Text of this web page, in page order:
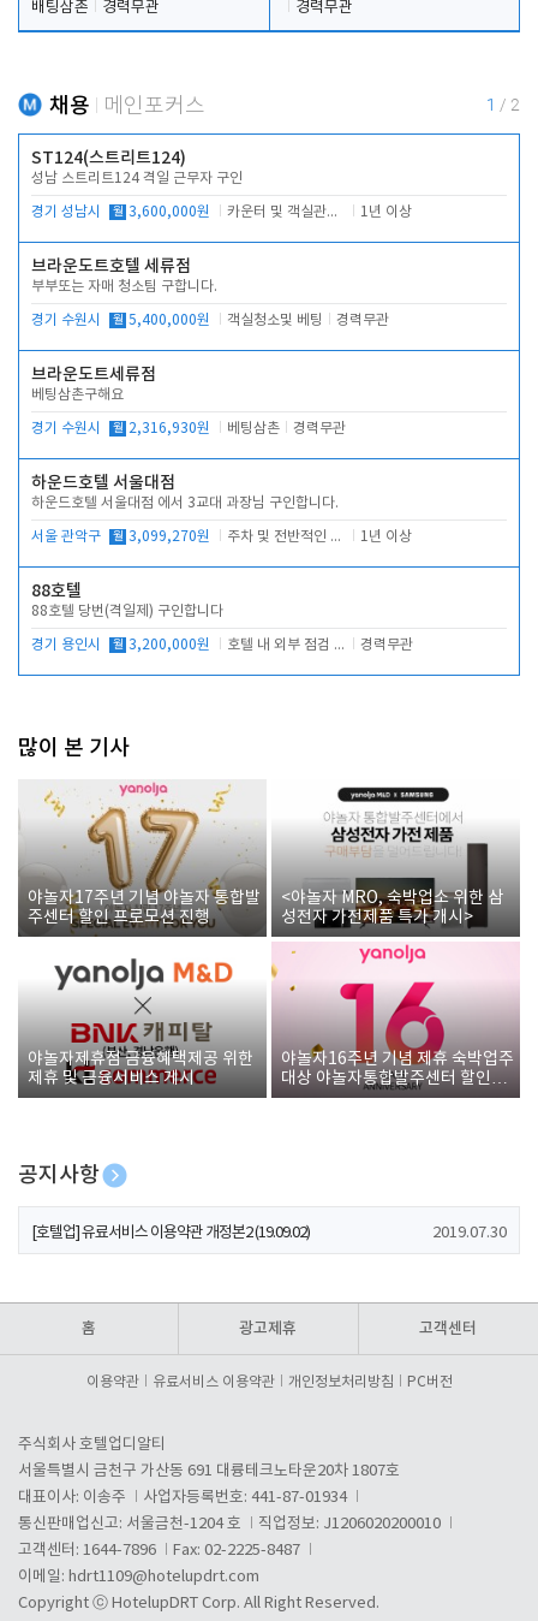
배팅삼촌
경력무관
경력무관
채용 메인포커스 1 / 2
ST124(스트리트124)
성남 스트리트124 격일 근무자 구인
경기 성남시 월 3,600,000원 카운터 및 객실관리 전반 1년 이상
브라운도트호텔 세류점
부부또는 자매 청소팀 구합니다.
경기 수원시 월 5,400,000원 객실청소및 베팅 경력무관
브라운도트세류점
베팅삼촌구해요
경기 수원시 월 2,316,930원 베팅삼촌 경력무관
하운드호텔 서울대점
하운드호텔 서울대점 에서 3교대 과장님 구인합니다.
서울 관악구 월 3,099,270원 주차 및 전반적인 당번업무 1년 이상
88호텔
88호텔 당번(격일제) 구인합니다
경기 용인시 월 3,200,000원 호텔 내 외부 점검 및 프런트 운영 경력무관
많이 본 기사
야놀자17주년 기념 야놀자 통합발
주센터 할인 프로모션 진행
<야놀자 MRO, 숙박업소 위한 삼
성전자 가전제품 특가 개시>
야놀자제휴점 금융혜택제공 위한
제휴 및 금융서비스 게시
야놀자16주년 기념 제휴 숙박업주
대상 야놀자통합발주센터 할인쿠
폰 증정
공지사항
[호텔업] 개인정보 처리방침 개정본1 (19.09.02)
[호텔업] 유료서비스 이용약관 개정본2 (19.09.02) 2019.07.30
홈 광고제휴 고객센터
이용약관 유료서비스 이용약관 개인정보처리방침 PC버전
주식회사 호텔업디알티
서울특별시 금천구 가산동 691 대륭테크노타운20차 1807호
대표이사: 이송주
사업자등록번호: 441-87-01934
통신판매업신고: 서울금천-1204 호
직업정보: J1206020200010
고객센터: 1644-7896
Fax: 02-2225-8487
이메일: hdrt1109@hotelupdrt.com
Copyright ⓒ HotelupDRT Corp. All Right Reserved.